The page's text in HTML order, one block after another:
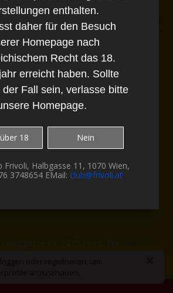
enthält Bilder und Texte,
explizit Pornografische
enthalten.
daher für den Besuch unserer
nach österreichischem Recht das
erreicht haben. Sollte dies
Fall sein, verlasse bitte unsere
, Halbgasse 11, 1070 Wien, Tel:
enthalten.
daher für den Besuch
Homepage nach
Recht das 18.
erreicht haben. Sollte
Fall sein, verlasse bitte
Homepage.
18 Nein
Frivoli, Halbgasse 11, 1070 Wien,
3748654 EMail: club@frivoli.at